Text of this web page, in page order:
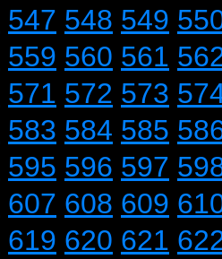
547 548 549
559 560 561
571 572 573
583 584 585
595 596 597
607 608 609
619 620 621